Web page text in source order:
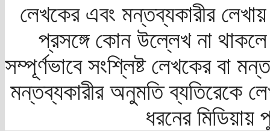
লেখকের এবং মন্তব্যকারীর
প্রসঙ্গে কোন উল্লেখ না
সম্পূর্ণভাবে সংশ্লিষ্ট লেখকের বা
মন্তব্যকারীর অনুমতি ব্যতিরেকে
ধরনের মিডিয়ায়